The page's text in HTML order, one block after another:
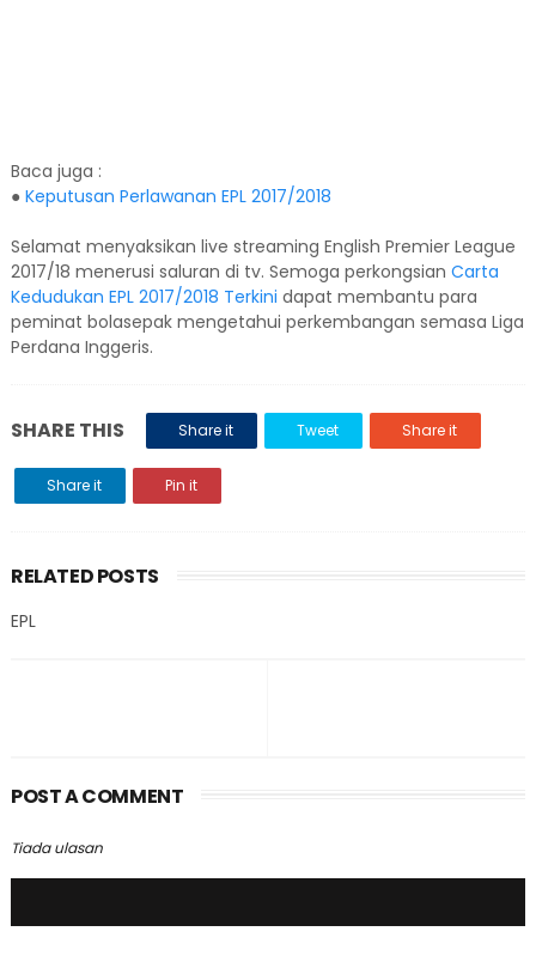
Baca juga :
● Keputusan Perlawanan EPL 2017/2018
Selamat menyaksikan live streaming English Premier League
2017/18 menerusi saluran di tv. Semoga perkongsian Carta
Kedudukan EPL 2017/2018 Terkini dapat membantu para
peminat bolasepak mengetahui perkembangan semasa Liga
Perdana Inggeris.
SHARE THIS Share it Tweet Share it
Share it Pin it
RELATED POSTS
EPL
POST A COMMENT
Tiada ulasan